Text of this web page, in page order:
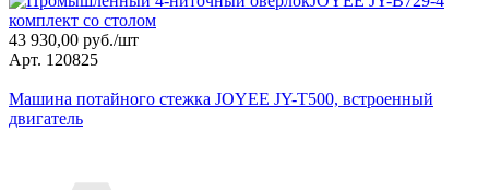
43 930,00 руб./шт
Арт. 120825
Машина потайного стежка JOYEE JY-T500, встроенный
двигатель